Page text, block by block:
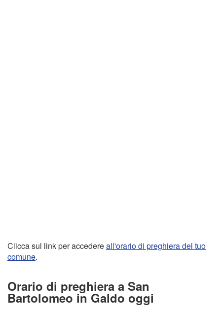
Clicca sul link per accedereall'orario di preghiera del tuo
comune.
Orario di preghiera a San
Bartolomeo in Galdo oggi